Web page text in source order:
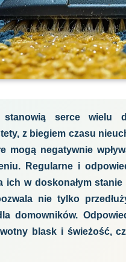
serce wielu
z biegiem czasu
mogą negatywnie
Regularne i
ich w doskonałym
nie tylko
domowników.
blask i świeżość,